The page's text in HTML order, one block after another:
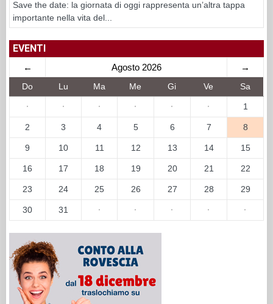
Save the date: la giornata di oggi rappresenta un’altra tappa
importante nella vita del...
EVENTI
← Agosto 2026 →
Do Lu Ma Me Gi Ve Sa
· · · · · · 1
2 3 4 5 6 7 8
9 10 11 12 13 14 15
16 17 18 19 20 21 22
23 24 25 26 27 28 29
30 31 · · · · ·